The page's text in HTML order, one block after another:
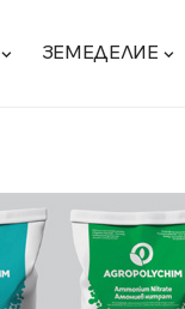
ЗЕМЕДЕЛИЕ